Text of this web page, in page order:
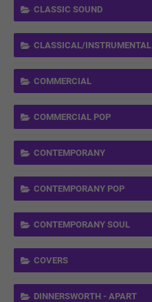
CLASSIC SOUND
CLASSICAL/INSTRUMENTAL
COMMERCIAL
COMMERCIAL POP
CONTEMPORANY
CONTEMPORANY POP
CONTEMPORANY SOUL
COVERS
DINNERSWORTH - APART